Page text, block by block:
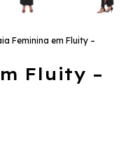
Feminina em Fluity –
Fluity –